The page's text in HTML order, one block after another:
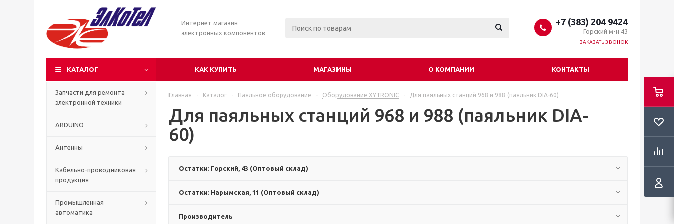
Интернет магазин
электронных компонентов
+7 (383) 204 9424
Горский м-н 43
ЗАКАЗАТЬ ЗВОНОК
КАТАЛОГ КАК КУПИТЬ МАГАЗИНЫ О КОМПАНИИ КОНТАКТЫ
Запчасти для ремонта
электронной техники
ARDUINO
Антенны
Кабельно-проводниковая
продукция
Промышленная
автоматика
Главная - Каталог - Паяльное оборудование - Оборудование XYTRONIC - Для паяльных станций 968 и 988 (паяльник DIA-60)
Для паяльных станций 968 и 988 (паяльник DIA-
60)
Остатки: Горский, 43 (Оптовый склад)
Остатки: Нарымская, 11 (Оптовый склад)
Производитель